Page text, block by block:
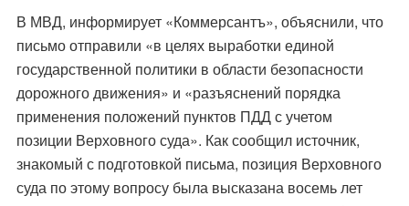
В МВД, информирует «Коммерсантъ», объяснили, что
письмо отправили «в целях выработки единой
государственной политики в области безопасности
дорожного движения» и «разъяснений порядка
применения положений пунктов ПДД с учетом
позиции Верховного суда». Как сообщил источник,
знакомый с подготовкой письма, позиция Верховного
суда по этому вопросу была высказана восемь лет